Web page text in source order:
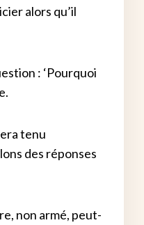
alors qu’il
: ‘Pourquoi
tenu
des réponses
non armé, peut-